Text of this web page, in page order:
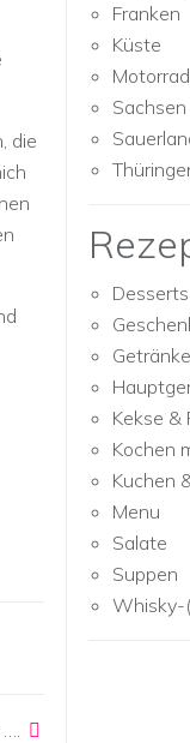
die
Franken
Küste
Sachsen
Desserts
Getränke
Kekse &
Kochen
Kuchen
Menu
Salate
Suppen
Whisky-